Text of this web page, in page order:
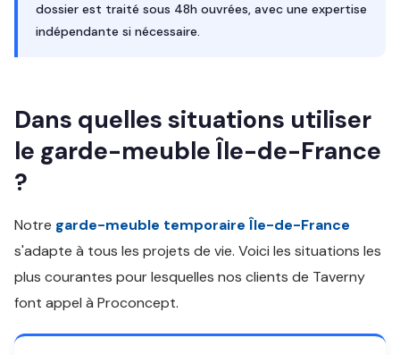
dossier est traité sous 48h ouvrées, avec une expertise
indépendante si nécessaire.
Dans quelles situations utiliser
le garde-meuble Île-de-France
?
Notre garde-meuble temporaire Île-de-France
s'adapte à tous les projets de vie. Voici les situations les
plus courantes pour lesquelles nos clients de Taverny
font appel à Proconcept.